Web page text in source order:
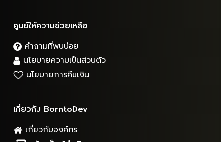
ศูนย์ให้ความช่วยเหลือ
คำถามที่พบบ่อย
นโยบายความเป็นส่วนตัว
นโยบายการคืนเงิน
เกี่ยวกับ BorntoDev
เกี่ยวกับองค์กร